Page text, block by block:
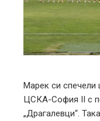
Марек си спечели
ЦСКА-София II с
„Драгалевци“.